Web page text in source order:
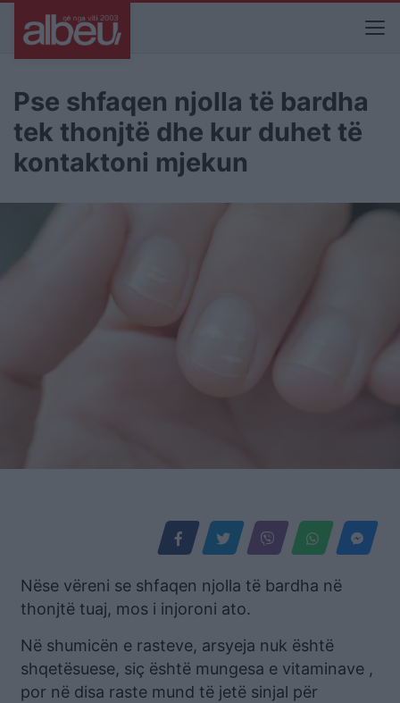
Pse shfaqen njolla të bardha
tek thonjtë dhe kur duhet të
kontaktoni mjekun
Nëse vëreni se shfaqen njolla të bardha në
thonjtë tuaj, mos i injoroni ato.
Në shumicën e rasteve, arsyeja nuk është
shqetësuese, siç është mungesa e vitaminave ,
por në disa raste mund të jetë sinjal për